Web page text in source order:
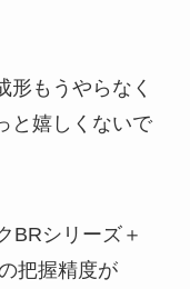
形もうやらなく
と嬉しくないで
BRシリーズ＋
把握精度が